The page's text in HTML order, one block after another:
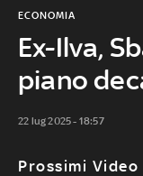
Ex-Ilva,
piano
ECONOMIA
22 lug 2025 - 18:57
Prossimi Video